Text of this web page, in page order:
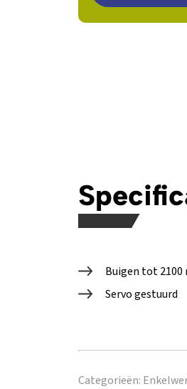
Buigen tot 2100
Servo gestuurd
Categorieën: